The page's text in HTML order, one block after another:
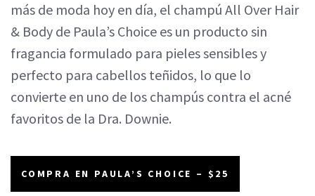
más de moda hoy en día, el champú All Over Hair
& Body de Paula’s Choice es un producto sin
fragancia formulado para pieles sensibles y
perfecto para cabellos teñidos, lo que lo
convierte en uno de los champús contra el acné
favoritos de la Dra. Downie.
COMPRA EN PAULA’S CHOICE – $25